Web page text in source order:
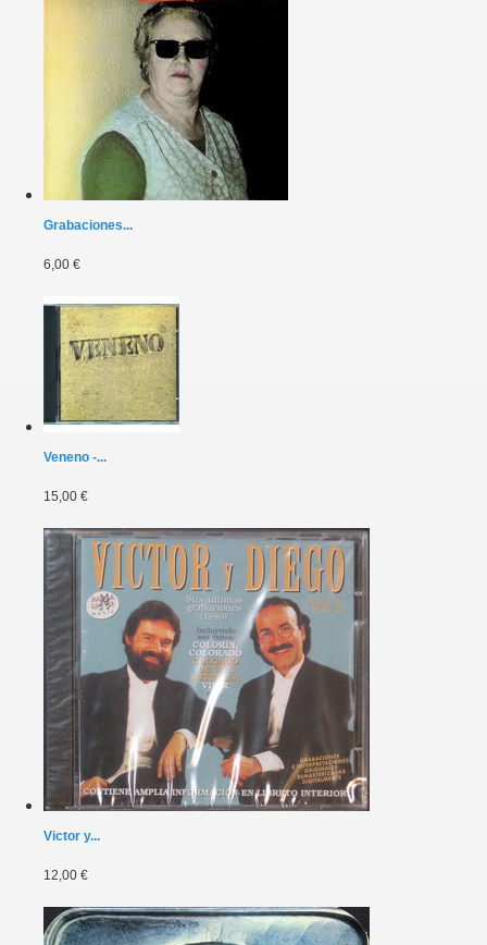
Grabaciones...
6,00 €
Veneno -...
15,00 €
Victor y...
12,00 €